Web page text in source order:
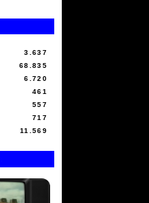
3.637
68.835
6.720
461
557
717
11.569